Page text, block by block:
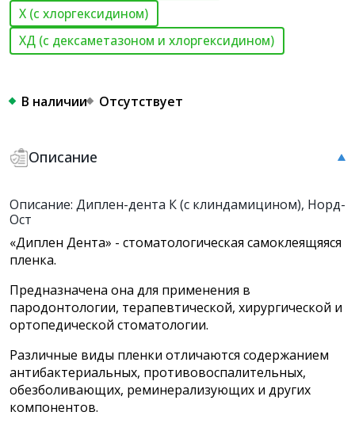
Х (с хлоргексидином)
ХД (с дексаметазоном и хлоргексидином)
В наличии Отсутствует
Описание
Описание: Диплен-дента К (с клиндамицином), Норд-
Ост
«Диплен Дента» - стоматологическая самоклеящяяся
пленка.
Предназначена она для применения в
пародонтологии, терапевтической, хирургической и
ортопедической стоматологии.
Различные виды пленки отличаются содержанием
антибактериальных, противовоспалительных,
обезболивающих, реминерализующих и других
компонентов.